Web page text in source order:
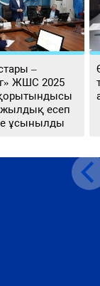
–
ЖШС 2025
есеп
ұсынылды